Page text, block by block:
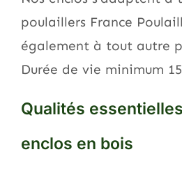
poulaillers France
également à tout autre
Durée de vie minimum
Qualités
enclos en bois